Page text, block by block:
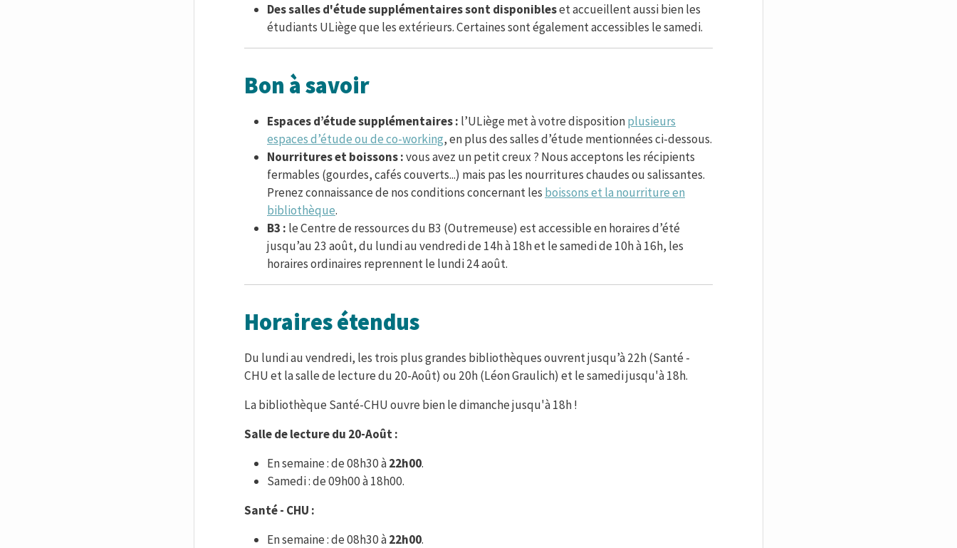
Des salles d'étude supplémentaires sont disponibleset accueillent aussi bien les
étudiants ULiège que les extérieurs. Certaines sont également accessibles le samedi.
Bon à savoir
Espaces d’étude supplémentaires : l’ULiège met à votre dispositionplusieurs
espaces d’étude ou de co-working, en plus des salles d’étude mentionnées ci-dessous.
Nourritures et boissons :vous avez un petit creux ? Nous acceptons les récipients
fermables (gourdes, cafés couverts...) mais pas les nourritures chaudes ou salissantes.
Prenez connaissance de nos conditions concernant les boissons et la nourriture en
bibliothèque.
B3 : le Centre de ressources du B3 (Outremeuse) est accessible en horaires d’été
jusqu’au 23 août, du lundi au vendredi de 14h à 18h et le samedi de 10h à 16h, les
horaires ordinaires reprennent le lundi 24 août.
Horaires étendus
Du lundi au vendredi, les trois plus grandes bibliothèques ouvrent jusqu’à 22h (Santé -
CHU et la salle de lecture du 20-Août) ou 20h (Léon Graulich) et le samedi jusqu'à 18h.
La bibliothèque Santé-CHU ouvre bien le dimanche jusqu'à 18h !
Salle de lecture du 20-Août :
En semaine : de 08h30 à22h00.
Samedi : de 09h00 à 18h00.
Santé - CHU :
En semaine : de 08h30 à22h00.